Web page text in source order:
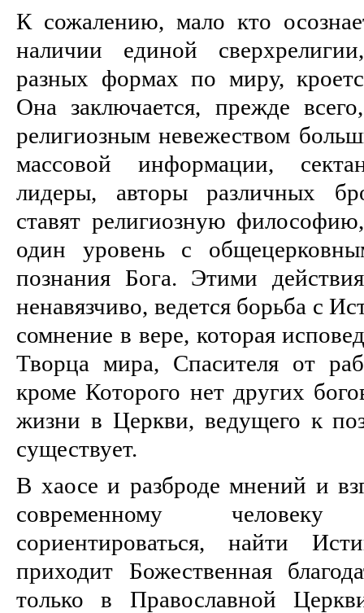
К сожалению, мало кто
наличии единой
разных формах по миру,
Она заключается, прежде
религиозным невежеством
массовой информации,
лидеры, авторы различных
ставят религиозную
один уровень с
познания Бога. Этими
ненавязчиво, ведется борьба с
сомнение в вере, которая
Творца мира, Спасителя от
кроме Которого нет других
жизни в Церкви, ведущего к
существует.
В хаосе и разброде мнений и
современному
сориентироваться, найти
приходит Божественная
только в Православной